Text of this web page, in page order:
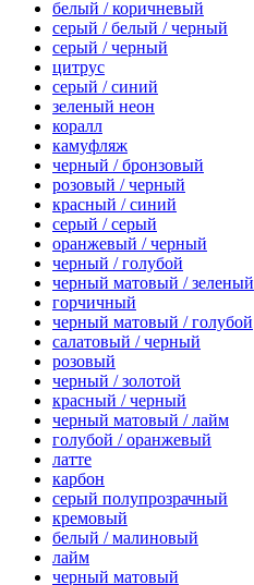
белый / коричневый
серый / белый / черный
серый / черный
цитрус
серый / синий
зеленый неон
коралл
камуфляж
черный / бронзовый
розовый / черный
красный / синий
серый / серый
оранжевый / черный
черный / голубой
черный матовый / зеленый
горчичный
черный матовый / голубой
салатовый / черный
розовый
черный / золотой
красный / черный
черный матовый / лайм
голубой / оранжевый
латте
карбон
серый полупрозрачный
кремовый
белый / малиновый
лайм
черный матовый